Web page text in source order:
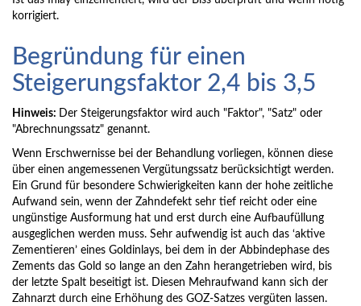
korrigiert.
Begründung für einen
Steigerungs­faktor 2,4 bis 3,5
Hinweis: Der Steigerungsfaktor wird auch "Faktor", "Satz" oder
"Abrechnungssatz" genannt.
Wenn Erschwernisse bei der Behandlung vorliegen, können diese
über einen angemessenen Vergütungssatz berücksichtigt werden.
Ein Grund für besondere Schwierigkeiten kann der hohe zeitliche
Aufwand sein, wenn der Zahndefekt sehr tief reicht oder eine
ungünstige Ausformung hat und erst durch eine Aufbaufüllung
ausgeglichen werden muss. Sehr aufwendig ist auch das ‘aktive
Zementieren’ eines Goldinlays, bei dem in der Abbindephase des
Zements das Gold so lange an den Zahn herangetrieben wird, bis
der letzte Spalt beseitigt ist. Diesen Mehraufwand kann sich der
Zahnarzt durch eine Erhöhung des GOZ-Satzes vergüten lassen.